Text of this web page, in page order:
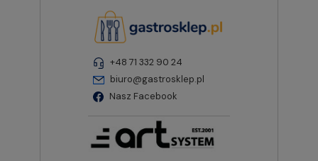
+48 71 332 90 24
biuro@gastrosklep.pl
Nasz Facebook